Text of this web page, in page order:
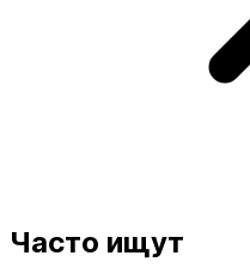
Часто ищут